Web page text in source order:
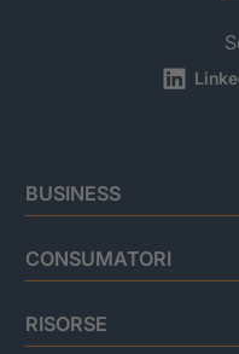
BUSINESS
CONSUMATORI
RISORSE